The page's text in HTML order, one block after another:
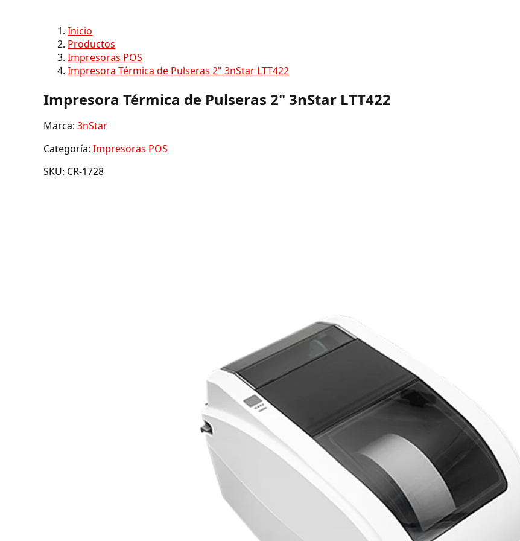
Inicio
Productos
Impresoras POS
Impresora Térmica de Pulseras 2" 3nStar LTT422
Impresora Térmica de Pulseras 2" 3nStar LTT422
Marca: 3nStar
Categoría: Impresoras POS
SKU: CR-1728